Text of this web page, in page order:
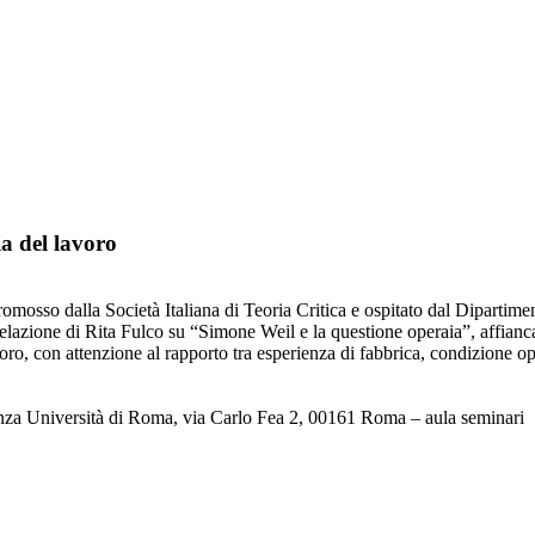
del lavoro
dalla Società Italiana di Teoria Critica e ospitato dal
di Rita Fulco su “Simone Weil e la questione operaia”,
con attenzione al rapporto tra esperienza di fabbrica, condizione
Università di Roma, via Carlo Fea 2, 00161 Roma – aula seminari